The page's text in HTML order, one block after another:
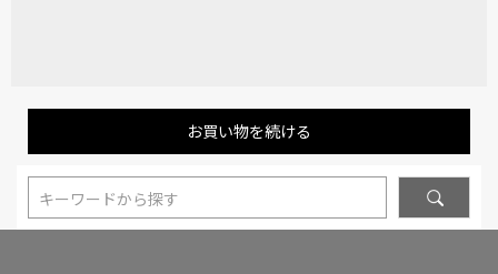
お買い物を続ける
キーワードから探す